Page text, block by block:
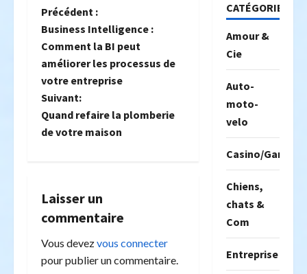
N
a
v
i
g
t
i
o
Précédent :
Business Intelligence :
Comment la BI peut
améliorer les processus de
votre entreprise
Suivant:
Quand refaire la plomberie
de votre maison
Laisser un
commentaire
Vous devezvous connecter
pour publier un commentaire.
CATÉGORIES
Amour &
Cie
Auto-
moto-
velo
Casino/
Chiens,
chats &
Com
Entreprise